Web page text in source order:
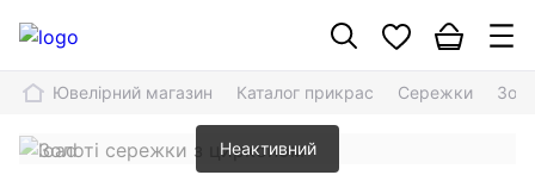
Ювелірний магазин Каталог прикрас Сережки
Неактивний